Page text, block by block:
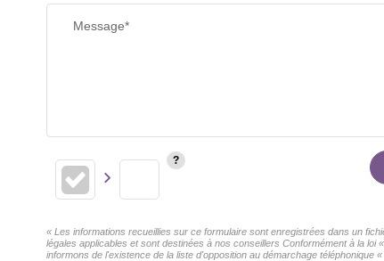
Message*
« Les informations recueillies sur ce formulaire sont enregistrées dans un
légales applicables et sont destinées à nos conseillers Conformément à la
informons de l'existence de la liste d'opposition au démarchage téléphonique